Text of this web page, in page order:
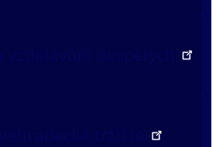
vzdělávání dospělých
tržiště